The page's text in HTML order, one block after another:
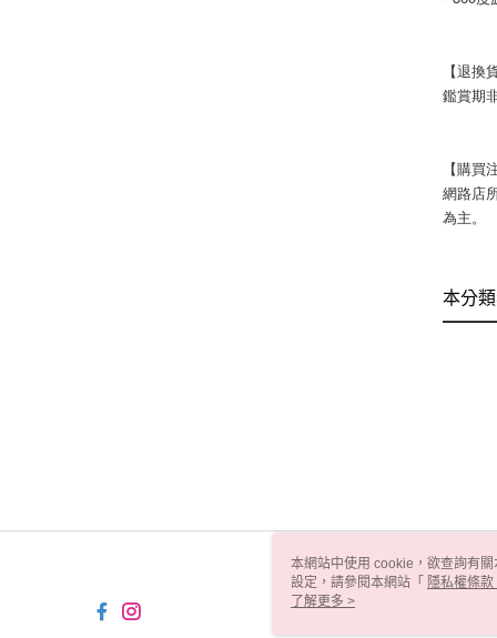
【退換
鑑賞期
【購買
網路店
為主。
本分
本網站中使用 cookie，欲查詢有
設定，請參閱本網站「 隱私權條款
使用 cookie。
了解更多 >